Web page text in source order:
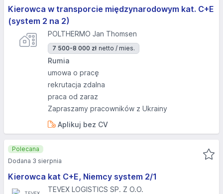
Kierowca w transporcie międzynarodowym kat. C+E
(system 2 na 2)
POLTHERMO Jan Thomsen
7 500-8 000 zł netto / mies.
Rumia
umowa o pracę
rekrutacja zdalna
praca od zaraz
Zapraszamy pracowników z Ukrainy
Aplikuj bez CV
Kierowca kat C+E, Niemcy system 2/1
TEVEX LOGISTICS SP. Z O.O.
Polecana
Dodana 3 sierpnia